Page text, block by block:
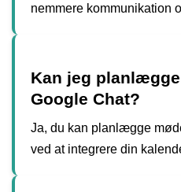
nemmere kommunikation
Kan jeg
Google Chat?
Ja, du kan planlægge
ved at integrere din